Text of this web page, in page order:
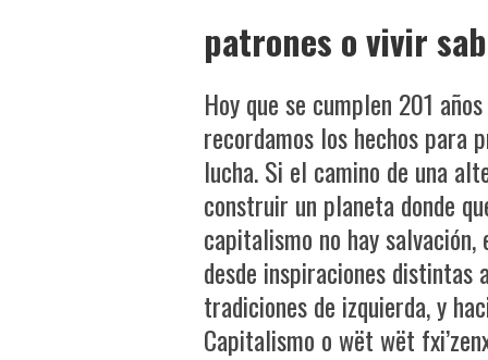
patrones o vivir
Hoy que se cumplen 201
recordamos los hechos para
lucha. Si el camino de una
construir un planeta donde
capitalismo no hay
desde inspiraciones
tradiciones de izquierda, y
Capitalismo o wët wët